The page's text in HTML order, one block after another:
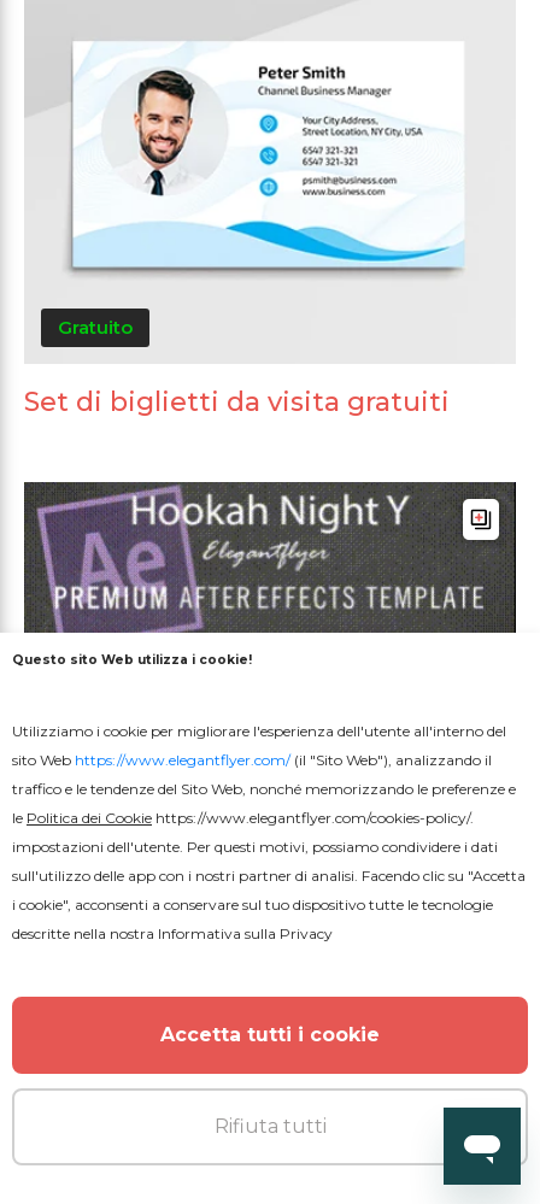
Gratuito
Set di biglietti da visita gratuiti
Premium
Questo sito Web utilizza i cookie!
Utilizziamo i cookie per migliorare l'esperienza dell'utente all'interno del
sito Web https://www.elegantflyer.com/(il "Sito Web"), analizzando il
traffico e le tendenze del Sito Web, nonché memorizzando le preferenze e
le Politica dei Cookie https://www.elegantflyer.com/cookies-policy/.
impostazioni dell'utente. Per questi motivi, possiamo condividere i dati
sull'utilizzo delle app con i nostri partner di analisi. Facendo clic su "Accetta
i cookie", acconsenti a conservare sul tuo dispositivo tutte le tecnologie
descritte nella nostra Informativa sulla Privacy
Accetta tutti i cookie
Rifiuta tutti